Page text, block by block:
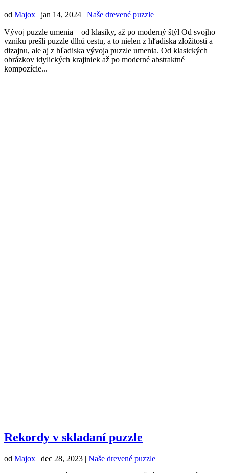
od Majox | jan 14, 2024 | Naše drevené puzzle
Vývoj puzzle umenia – od klasiky, až po moderný štýl Od svojho
vzniku prešli puzzle dlhú cestu, a to nielen z hľadiska zložitosti a
dizajnu, ale aj z hľadiska vývoja puzzle umenia. Od klasických
obrázkov idylických krajiniek až po moderné abstraktné
kompozície...
Rekordy v skladaní puzzle
od Majox | dec 28, 2023 | Naše drevené puzzle